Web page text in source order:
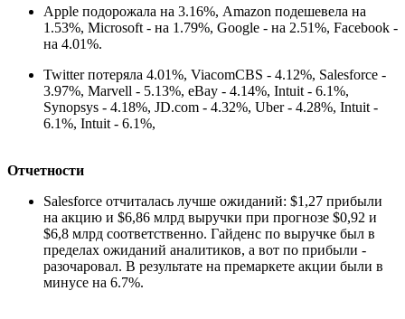
Apple подорожала на 3.16%, Amazon подешевела на
1.53%, Microsoft - на 1.79%, Google - на 2.51%, Facebook -
на 4.01%.
Twitter потеряла 4.01%, ViacomCBS - 4.12%, Salesforce -
3.97%, Marvell - 5.13%, eBay - 4.14%, Intuit - 6.1%,
Synopsys - 4.18%, JD.com - 4.32%, Uber - 4.28%, Intuit -
6.1%, Intuit - 6.1%,
Отчетности
Salesforce отчиталась лучше ожиданий: $1,27 прибыли
на акцию и $6,86 млрд выручки при прогнозе $0,92 и
$6,8 млрд соответственно. Гайденс по выручке был в
пределах ожиданий аналитиков, а вот по прибыли -
разочаровал. В результате на премаркете акции были в
минусе на 6.7%.